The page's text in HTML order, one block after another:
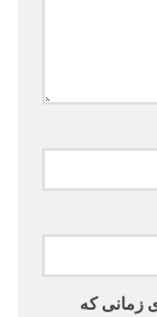
زمانی که